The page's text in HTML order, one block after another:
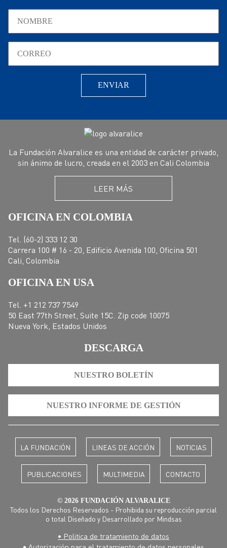
La Fundación Alvaralice es una entidad de carácter privado,
sin ánimo de lucro, creada en el 2003 en Cali Colombia
LEER MÁS
OFICINA EN COLOMBIA
Tel. (60-2) 333 12 30
Carrera 100 # 16 - 20, Edificio Avenida 100, Oficina 501
Cali, Colombia
OFICINA EN USA
Tel. +1 212 737 7549
50 East 77th Street, Suite 15C. Zip code 10075
Nueva York, Estados Unidos
DESCARGA
NUESTRO BOLETÍN
NUESTRO INFORME DE GESTIÓN
LA FUNDACIÓN LINEAS DE ACCIÓN NOTICIAS
PUBLICACIONES MULTIMEDIA CONTACTO
© 2026 FUNDACIÓN ALVARALICE
Todos los Derechos Reservados - Prohibida su reproducción parcial
o total Diseñado y Desarrollado por Mindsas
• Politica de tratamiento de datos